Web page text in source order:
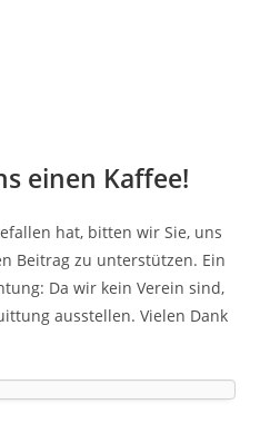
einen Kaffee!
hat, bitten wir Sie, uns
Beitrag zu unterstützen. Ein
Da wir kein Verein sind,
ausstellen. Vielen Dank